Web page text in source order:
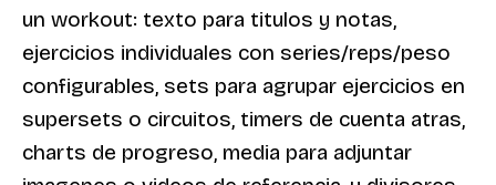
un workout: texto para titulos y notas,
ejercicios individuales con series/reps/peso
configurables, sets para agrupar ejercicios en
supersets o circuitos, timers de cuenta atras,
charts de progreso, media para adjuntar